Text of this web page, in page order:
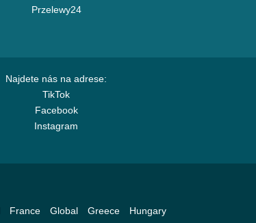
Przelewy24
Najdete nás na adrese:
TikTok
Facebook
Instagram
France Global Greece
Hungary